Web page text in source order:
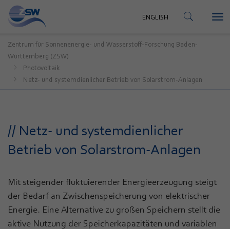
KONTAKT
ENGLISH
Zentrum für Sonnenenergie- und Wasserstoff-Forschung Baden-
Württemberg (ZSW)
Photovoltaik
Netz- und systemdienlicher Betrieb von Solarstrom-Anlagen
// Netz- und systemdienlicher
Betrieb von Solarstrom-Anlagen
Mit steigender fluktuierender Energieerzeugung steigt
der Bedarf an Zwischenspeicherung von elektrischer
Energie. Eine Alternative zu großen Speichern stellt die
aktive Nutzung der Speicherkapazitäten und variablen